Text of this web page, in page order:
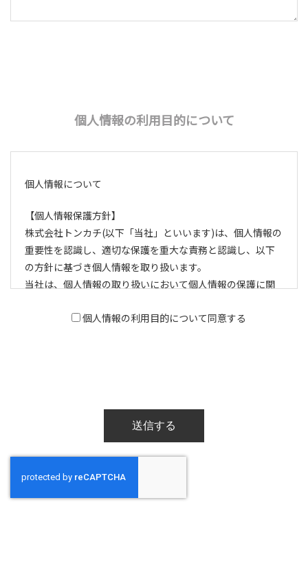
個人情報の利用目的について
個人情報について
【個人情報保護方針】
株式会社トンカチ(以下「当社」といいます)は、個人情報の
重要性を認識し、適切な保護を重大な責務と認識し、以下
の方針に基づき個人情報を取り扱います。
当社は、個人情報の取り扱いにおいて個人情報の保護に関
当社は、個人情報の安全性や正確性を確保すべく、適切な
を予防ならびに是正するための必要かつ適切な安全対策を
実施いたします。
個人情報の利用目的について同意する